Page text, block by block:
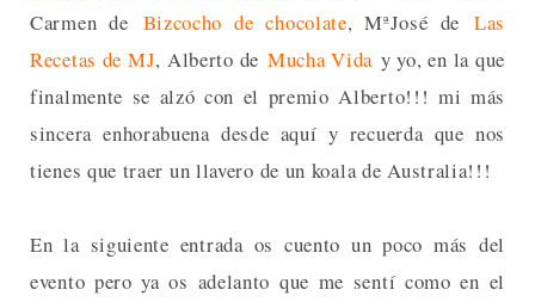
Carmen de Bizcocho de chocolate, MªJosé de Las
Recetas de MJ, Alberto de Mucha Vida y yo, en la que
finalmente se alzó con el premio Alberto!!! mi más
sincera enhorabuena desde aquí y recuerda que nos
tienes que traer un llavero de un koala de Australia!!!
En la siguiente entrada os cuento un poco más del
evento pero ya os adelanto que me sentí como en el